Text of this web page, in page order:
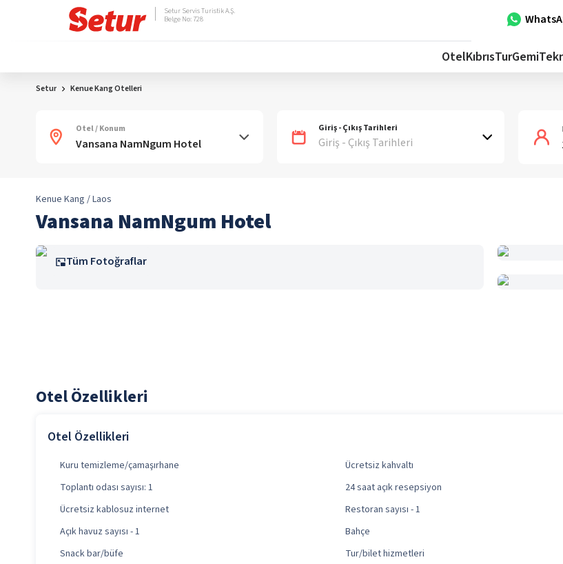
Setur Servis Turistik A.Ş.
Belge No: 728
OtelKıbrısTurGemi
Setur Kenue Kang Otelleri
Otel / Konum Giriş - Çıkış Tarihleri
Giriş - Çıkış Tarihleri
Kenue Kang / Laos
Vansana NamNgum Hotel
Tüm Fotoğraflar
Otel Özellikleri
Otel Özellikleri
Kuru temizleme/çamaşırhane Ücretsiz kahvaltı
Toplantı odası sayısı: 1
24 saat açık resepsiyon
Ücretsiz kablosuz internet
Restoran sayısı - 1
Açık havuz sayısı - 1
Bahçe
Snack bar/büfe
Tur/bilet hizmetleri